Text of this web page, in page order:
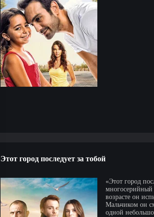
Этот город последует за тобой
«Этот город
возрасте он
Мальчиком он
одной